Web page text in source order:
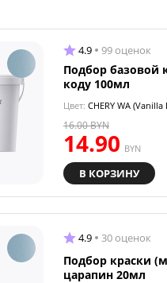
4.9 99 оценок
Подбор базовой
коду 100мл
Цвет: CHERY WA (Vanilla
14.90 BYN
16.00BYN
В КОРЗИНУ
4.9 30 оценок
Подбор краски
царапин 20мл